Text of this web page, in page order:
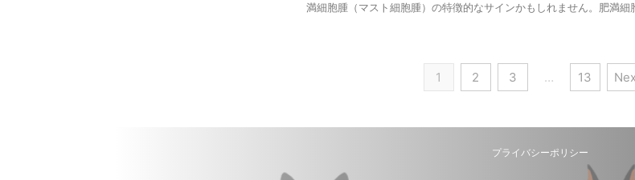
満細胞腫（マスト細胞腫）の特徴的なサインかもしれません。肥満
1 2 3 … 13
プライバシーポリシー